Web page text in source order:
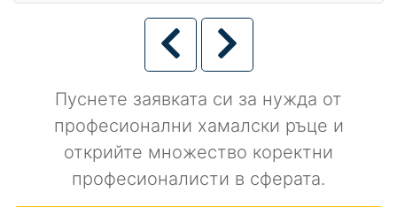
Пуснете заявката си за нужда от
професионални хамалски ръце и
открийте множество коректни
професионалисти в сферата.